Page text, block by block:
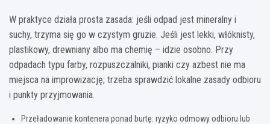
W praktyce działa prosta zasada: jeśli odpad jest mineralny i
suchy, trzyma się go w czystym gruzie. Jeśli jest lekki, włóknisty,
plastikowy, drewniany albo ma chemię – idzie osobno. Przy
odpadach typu farby, rozpuszczalniki, pianki czy azbest nie ma
miejsca na improwizację; trzeba sprawdzić lokalne zasady odbioru
i punkty przyjmowania.
Przeładowanie kontenera ponad burtę: ryzyko odmowy odbioru lub